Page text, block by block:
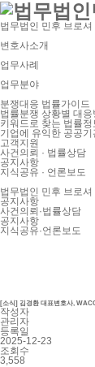
법무법인 민후 브로셔
변호사소개
업무사례
업무분야
분쟁대응 법률가이드
법률분쟁 상황별 대응
키워드로 찾는 법률정
기업에 유익한 공공기
고객지원
사건의뢰 · 법률상담
공지사항
지식공유 · 언론보도
법무법인 민후 브로셔
공지사항
사건의뢰·법률상담
공지사항
지식공유·언론보도
[소식] 김경환 대표변호사,
작성자
관리자
등록일
2025-12-23
조회수
3,558